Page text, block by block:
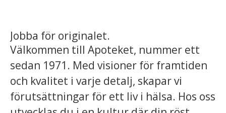
Jobba för originalet.
Välkommen till Apoteket, nummer ett
sedan 1971. Med visioner för framtiden
och kvalitet i varje detalj, skapar vi
förutsättningar för ett liv i hälsa. Hos oss